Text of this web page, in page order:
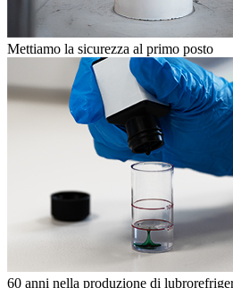
Mettiamo la sicurezza al primo posto
60 anni nella produzione di